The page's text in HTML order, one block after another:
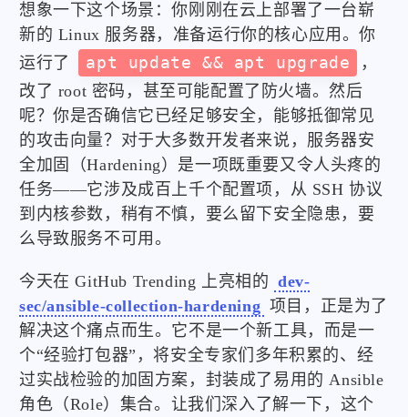
想象一下这个场景：你刚刚在云上部署了一台崭
新的 Linux 服务器，准备运行你的核心应用。你
运行了
apt update && apt upgrade
，
改了 root 密码，甚至可能配置了防火墙。然后
呢？你是否确信它已经足够安全，能够抵御常见
的攻击向量？对于大多数开发者来说，服务器安
全加固（Hardening）是一项既重要又令人头疼的
任务——它涉及成百上千个配置项，从 SSH 协议
到内核参数，稍有不慎，要么留下安全隐患，要
么导致服务不可用。
今天在 GitHub Trending 上亮相的 dev-
sec/ansible-collection-hardening 项目，正是为了
解决这个痛点而生。它不是一个新工具，而是一
个“经验打包器”，将安全专家们多年积累的、经
过实战检验的加固方案，封装成了易用的 Ansible
角色（Role）集合。让我们深入了解一下，这个